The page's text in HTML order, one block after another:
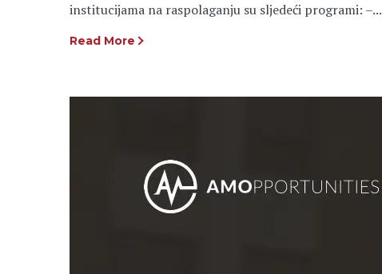
institucijama na raspolaganju su sljedeći programi: –...
Read More